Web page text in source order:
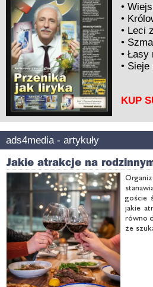
•
•
• Leci
•
•Łasy
• Sieje
KUP
ads4media - artykuły
Jakie atrakcje na
go­ście
ja­kie
rów­no
że